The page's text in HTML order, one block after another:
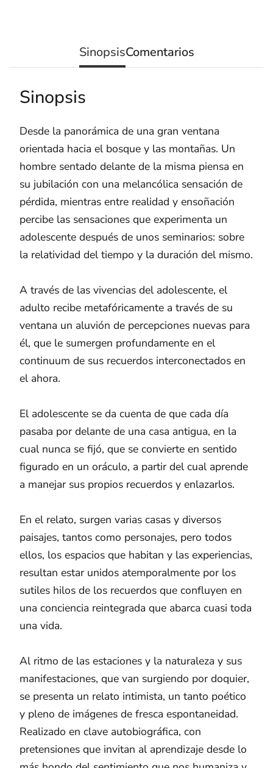
SinopsisComentarios
Sinopsis
Desde la panorámica de una gran ventana
orientada hacia el bosque y las montañas. Un
hombre sentado delante de la misma piensa en
su jubilación con una melancólica sensación de
pérdida, mientras entre realidad y ensoñación
percibe las sensaciones que experimenta un
adolescente después de unos seminarios: sobre
la relatividad del tiempo y la duración del mismo.
A través de las vivencias del adolescente, el
adulto recibe metafóricamente a través de su
ventana un aluvión de percepciones nuevas para
él, que le sumergen profundamente en el
continuum de sus recuerdos interconectados en
el ahora.
El adolescente se da cuenta de que cada día
pasaba por delante de una casa antigua, en la
cual nunca se fijó, que se convierte en sentido
figurado en un oráculo, a partir del cual aprende
a manejar sus propios recuerdos y enlazarlos.
En el relato, surgen varias casas y diversos
paisajes, tantos como personajes, pero todos
ellos, los espacios que habitan y las experiencias,
resultan estar unidos atemporalmente por los
sutiles hilos de los recuerdos que confluyen en
una conciencia reintegrada que abarca cuasi toda
una vida.
Al ritmo de las estaciones y la naturaleza y sus
manifestaciones, que van surgiendo por doquier,
se presenta un relato intimista, un tanto poético
y pleno de imágenes de fresca espontaneidad.
Realizado en clave autobiográfica, con
pretensiones que invitan al aprendizaje desde lo